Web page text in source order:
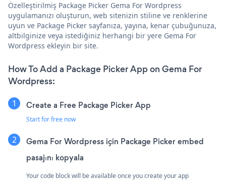
Özelleştirilmiş Package Picker Gema For Wordpress
uygulamanızı oluşturun, web sitenizin stiline ve renklerine
uyun ve Package Picker sayfanıza, yayına, kenar çubuğunuza,
altbilginize veya istediğiniz herhangi bir yere Gema For
Wordpress ekleyin bir site.
How To Add a Package Picker App on Gema For
Wordpress:
Create a Free Package Picker App
Start for free now
Gema For Wordpress için Package Picker embed
pasajını kopyala
Your code block will be available once you create your app